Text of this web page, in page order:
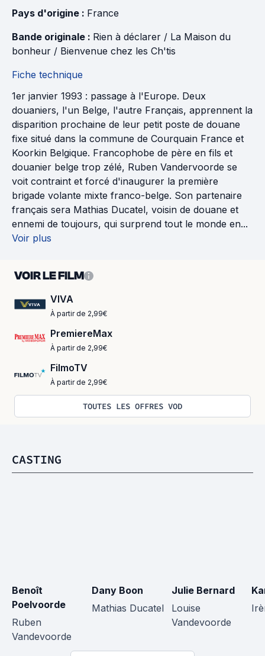
Pays d'origine : France
Bande originale : Rien à déclarer / La Maison du
bonheur / Bienvenue chez les Ch'tis
Fiche technique
1er janvier 1993 : passage à l'Europe. Deux
douaniers, l'un Belge, l'autre Français, apprennent la
disparition prochaine de leur petit poste de douane
fixe situé dans la commune de Courquain France et
Koorkin Belgique. Francophobe de père en fils et
douanier belge trop zélé, Ruben Vandervoorde se
voit contraint et forcé d'inaugurer la première
brigade volante mixte franco-belge. Son partenaire
français sera Mathias Ducatel, voisin de douane et
ennemi de toujours, qui surprend tout le monde en...
Voir plus
VOIR LE FILM
VIVA
À partir de 2,99€
PremiereMax
À partir de 2,99€
FilmoTV
À partir de 2,99€
TOUTES LES OFFRES VOD
CASTING
Benoît
Poelvoorde
Ruben
Vandevoorde
Dany Boon
Mathias Ducatel
Julie Bernard
Louise
Vandevoorde